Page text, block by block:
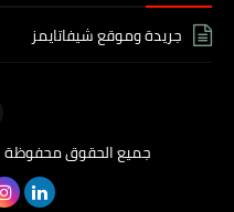
جريدة وموقع شيفاتايمز
جميع الحقوق محفوظة